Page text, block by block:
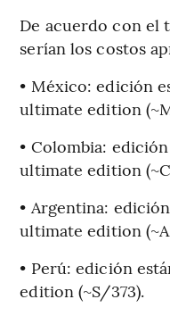
De acuerdo con el
serían los costos
• México: edición
ultimate edition
• Colombia:
ultimate edition
• Argentina:
ultimate edition
• Perú: edición
edition (~S/373).